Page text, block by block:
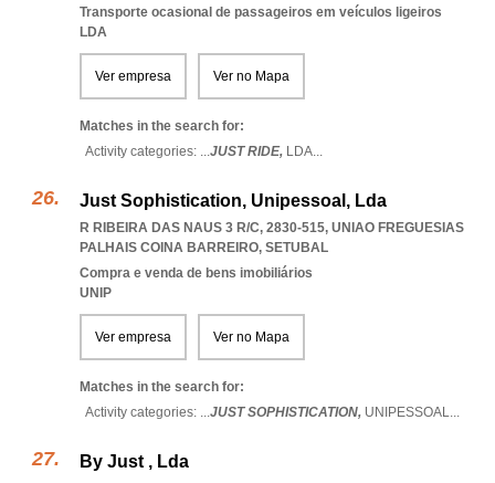
Transporte ocasional de passageiros em veículos ligeiros
LDA
Ver empresa Ver no Mapa
Matches in the search for:
Activity categories: ...JUST RIDE, LDA...
Just Sophistication, Unipessoal, Lda
R RIBEIRA DAS NAUS 3 R/C, 2830-515, UNIAO FREGUESIAS
PALHAIS COINA BARREIRO, SETUBAL
Compra e venda de bens imobiliários
UNIP
Ver empresa Ver no Mapa
Matches in the search for:
Activity categories: ...JUST SOPHISTICATION, UNIPESSOAL...
By Just , Lda